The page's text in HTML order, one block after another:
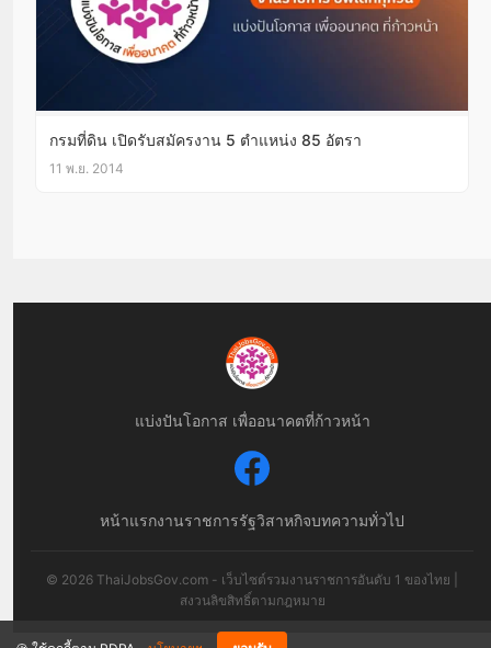
กรมที่ดิน เปิดรับสมัครงาน 5 ตำแหน่ง 85 อัตรา
11 พ.ย. 2014
แบ่งปันโอกาส เพื่ออนาคตที่ก้าวหน้า
หน้าแรกงานราชการรัฐวิสาหกิจบทความทั่วไป
© 2026 ThaiJobsGov.com - เว็บไซต์รวมงานราชการอันดับ 1 ของไทย |
สงวนลิขสิทธิ์ตามกฎหมาย